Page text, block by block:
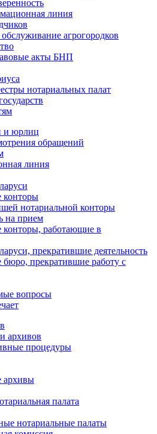
линия
агрогородков
акты БНП
нотариальных палат
и юрлиц
обращений
линия
конторы
нотариальной конторы
на прием
конторы, работающие в
прекратившие деятельность
прекратившие работу с
вопросы
архивов
процедуры
архивы
палата
нотариальные палаты